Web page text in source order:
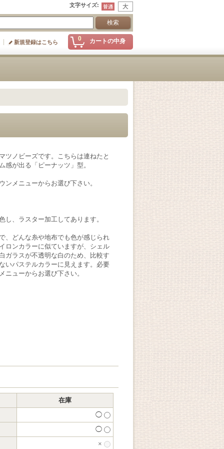
文字サイズ:
0 カートの中身
新規登録はこちら
ツノビーズです。こちらは連ねたと
感が出る「ピーナッツ」型。
ンメニューからお選び下さい。
し、ラスター加工してあります。
、どんな糸や地布でも色が感じられ
ロンカラーに似ていますが、シェル
ガラスが不透明な白のため、比較す
いパステルカラーに見えます。必要
ニューからお選び下さい。
在庫
◯
◯
×